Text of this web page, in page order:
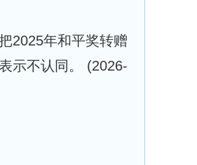
2025年和平奖转赠
示不认同。 (2026-